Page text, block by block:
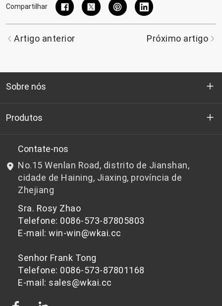
Compartilhar
Artigo anterior Próximo artigo
Sobre nós
Quem somos
P&D
Notícias e Eventos
política de Privacidade
Produtos
Chips de PET de qualidade para garrafas
Chips de PET não adequados para garrafas
Contate-nos
No.15 Wenlan Road, distrito de Jianshan,
cidade de Haining, Jiaxing, província de
Zhejiang
Sra. Rosy Zhao
Telefone: 0086-573-87805803
E-mail: win-win@wkai.cc
Senhor Frank Tong
Telefone: 0086-573-87801168
E-mail: sales@wkai.cc